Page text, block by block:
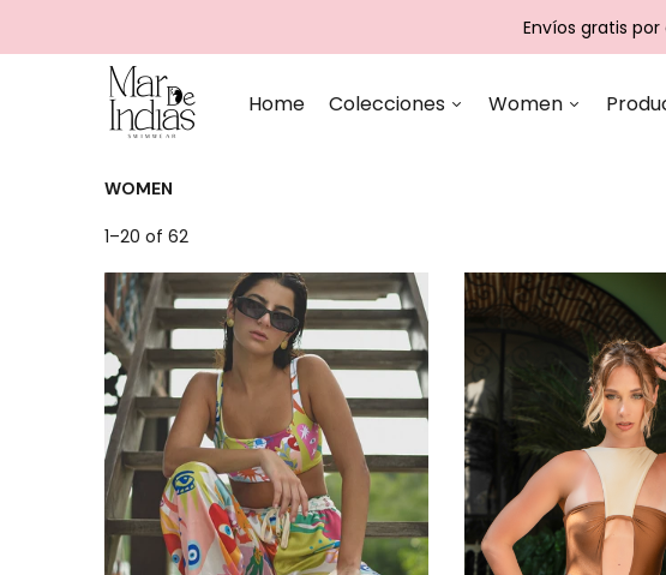
Envíos gratis
Home Colecciones
SOLEIL A•MAR
Women
ACCESSORIES CLOTHING
WOMEN
1–20 of 62